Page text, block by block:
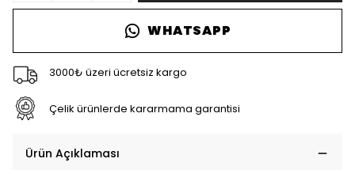
WHATSAPP
3000₺ üzeri ücretsiz kargo
Çelik ürünlerde kararmama garantisi
Ürün Açıklaması